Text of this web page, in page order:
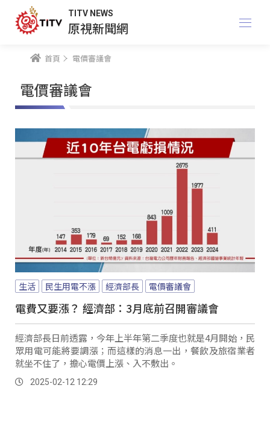
TITV NEWS
原視新聞網
首頁 電價審議會
電價審議會
生活 民生用電不漲 經濟部長 電價審議會
電費又要漲？ 經濟部：3月底前召開審議會
經濟部長日前透露，今年上半年第二季度也就是4月開始，民
眾用電可能將要調漲；而這樣的消息一出，餐飲及旅宿業者
就坐不住了，擔心電價上漲、入不敷出。
2025-02-12 12:29